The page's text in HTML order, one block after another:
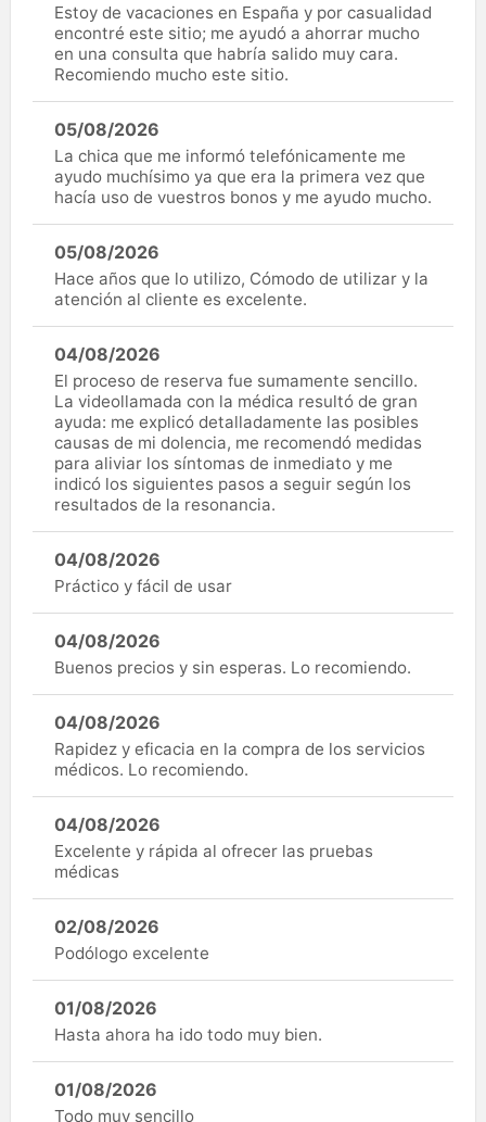
Estoy de vacaciones en España y por casualidad
encontré este sitio; me ayudó a ahorrar mucho
en una consulta que habría salido muy cara.
Recomiendo mucho este sitio.
05/08/2026
La chica que me informó telefónicamente me
ayudo muchísimo ya que era la primera vez que
hacía uso de vuestros bonos y me ayudo mucho.
05/08/2026
Hace años que lo utilizo, Cómodo de utilizar y la
atención al cliente es excelente.
04/08/2026
El proceso de reserva fue sumamente sencillo.
La videollamada con la médica resultó de gran
ayuda: me explicó detalladamente las posibles
causas de mi dolencia, me recomendó medidas
para aliviar los síntomas de inmediato y me
indicó los siguientes pasos a seguir según los
resultados de la resonancia.
04/08/2026
Práctico y fácil de usar
04/08/2026
Buenos precios y sin esperas. Lo recomiendo.
04/08/2026
Rapidez y eficacia en la compra de los servicios
médicos. Lo recomiendo.
04/08/2026
Excelente y rápida al ofrecer las pruebas
médicas
02/08/2026
Podólogo excelente
01/08/2026
Hasta ahora ha ido todo muy bien.
01/08/2026
Todo muy sencillo